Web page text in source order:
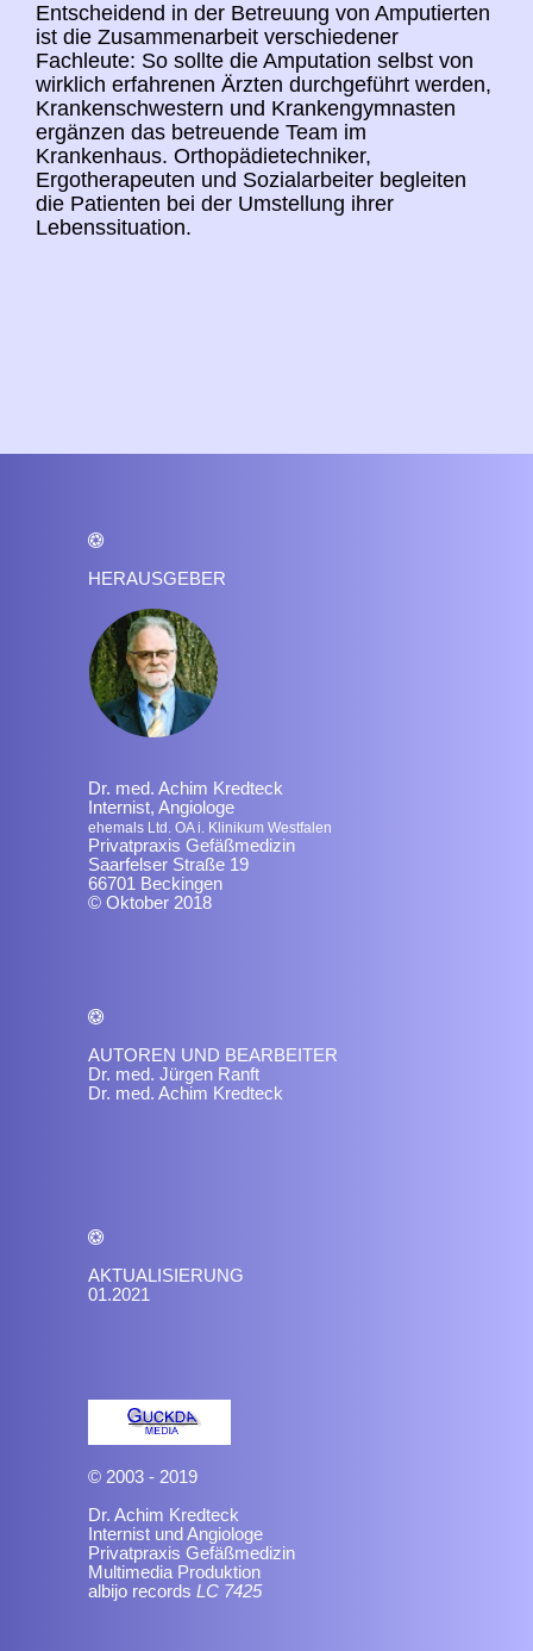
Entscheidend in der Betreuung von Amputierten
ist die Zusammenarbeit verschiedener
Fachleute: So sollte die Amputation selbst von
wirklich erfahrenen Ärzten durchgeführt werden,
Krankenschwestern und Krankengymnasten
ergänzen das betreuende Team im
Krankenhaus. Orthopädietechniker,
Ergotherapeuten und Sozialarbeiter begleiten
die Patienten bei der Umstellung ihrer
Lebenssituation.
HERAUSGEBER
Dr. med. Achim Kredteck
Internist, Angiologe
ehemals Ltd. OA i. Klinikum Westfalen
Privatpraxis Gefäßmedizin
Saarfelser Straße 19
66701 Beckingen
© Oktober 2018
AUTOREN UND BEARBEITER
Dr. med. Jürgen Ranft
Dr. med. Achim Kredteck
AKTUALISIERUNG
01.2021
© 2003 - 2019
Dr. Achim Kredteck
Internist und Angiologe
Privatpraxis Gefäßmedizin
Multimedia Produktion
albijo records LC 7425